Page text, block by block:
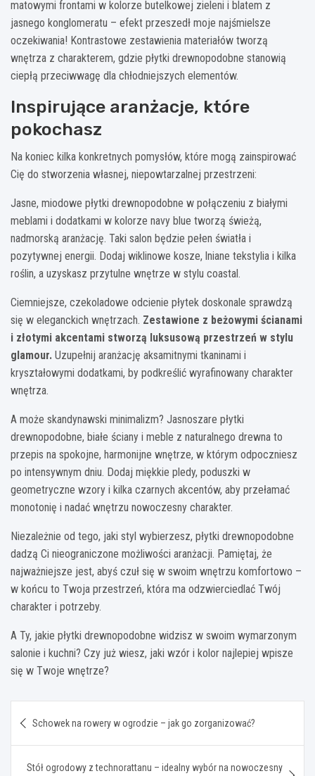
matowymi frontami w kolorze butelkowej zieleni i blatem z
jasnego konglomeratu – efekt przeszedł moje najśmielsze
oczekiwania! Kontrastowe zestawienia materiałów tworzą
wnętrza z charakterem, gdzie płytki drewnopodobne stanowią
ciepłą przeciwwagę dla chłodniejszych elementów.
Inspirujące aranżacje, które
pokochasz
Na koniec kilka konkretnych pomysłów, które mogą zainspirować
Cię do stworzenia własnej, niepowtarzalnej przestrzeni:
Jasne, miodowe płytki drewnopodobne w połączeniu z białymi
meblami i dodatkami w kolorze navy blue tworzą świeżą,
nadmorską aranżację. Taki salon będzie pełen światła i
pozytywnej energii. Dodaj wiklinowe kosze, lniane tekstylia i kilka
roślin, a uzyskasz przytulne wnętrze w stylu coastal.
Ciemniejsze, czekoladowe odcienie płytek doskonale sprawdzą
się w eleganckich wnętrzach. Zestawione z beżowymi ścianami
i złotymi akcentami stworzą luksusową przestrzeń w stylu
glamour. Uzupełnij aranżację aksamitnymi tkaninami i
kryształowymi dodatkami, by podkreślić wyrafinowany charakter
wnętrza.
A może skandynawski minimalizm? Jasnoszare płytki
drewnopodobne, białe ściany i meble z naturalnego drewna to
przepis na spokojne, harmonijne wnętrze, w którym odpoczniesz
po intensywnym dniu. Dodaj miękkie pledy, poduszki w
geometryczne wzory i kilka czarnych akcentów, aby przełamać
monotonię i nadać wnętrzu nowoczesny charakter.
Niezależnie od tego, jaki styl wybierzesz, płytki drewnopodobne
dadzą Ci nieograniczone możliwości aranżacji. Pamiętaj, że
najważniejsze jest, abyś czuł się w swoim wnętrzu komfortowo –
w końcu to Twoja przestrzeń, która ma odzwierciedlać Twój
charakter i potrzeby.
A Ty, jakie płytki drewnopodobne widzisz w swoim wymarzonym
salonie i kuchni? Czy już wiesz, jaki wzór i kolor najlepiej wpisze
się w Twoje wnętrze?
wpisu
Schowek na rowery w ogrodzie – jak go zorganizować?
Stół ogrodowy z technorattanu – idealny wybór na nowoczesny